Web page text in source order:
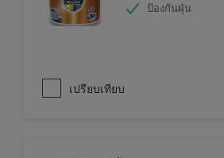
ป้องกันฝุ่น
เปรียบเทียบ